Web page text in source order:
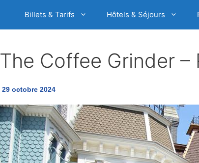
Billets & Tarifs Hôtels & Séjours
The Coffee Grinder –
29 octobre 2024